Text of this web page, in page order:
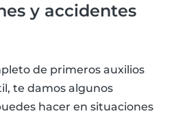
y accidentes
de primeros auxilios
te damos algunos
hacer en situaciones